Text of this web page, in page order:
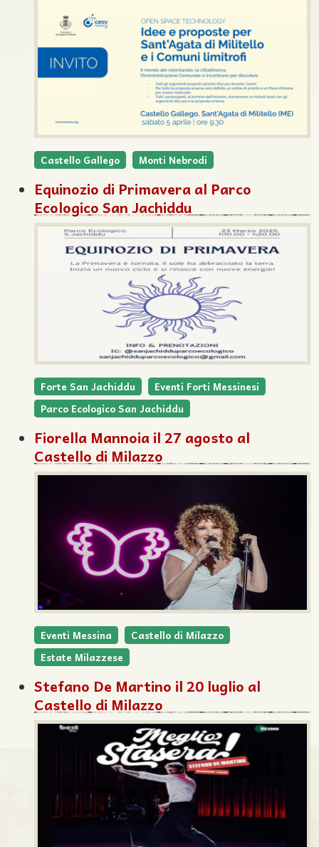
Castello Gallego Monti Nebrodi
Equinozio di Primavera al Parco
Ecologico San Jachiddu
Forte San Jachiddu
Eventi Forti Messinesi
Parco Ecologico San Jachiddu
Fiorella Mannoia il 27 agosto al
Castello di Milazzo
Eventi Messina
Castello di Milazzo
Estate Milazzese
Stefano De Martino il 20 luglio al
Castello di Milazzo